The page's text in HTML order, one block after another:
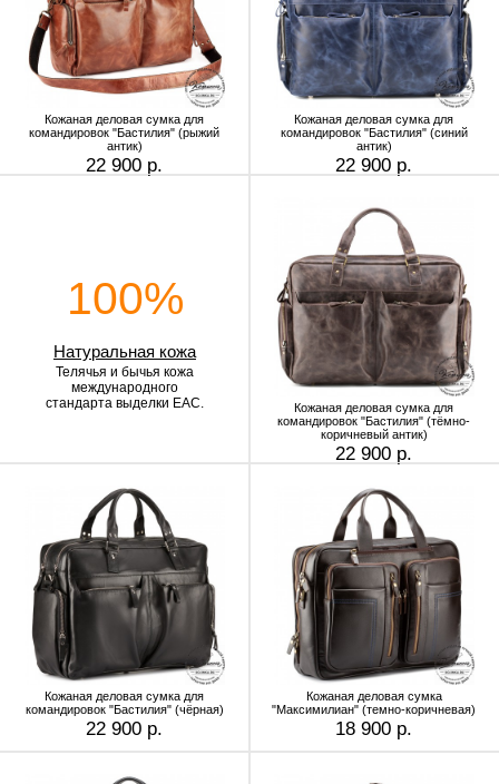
Кожаная деловая сумка для
командировок "Бастилия" (рыжий
антик)
22 900 р.
Кожаная деловая сумка для
командировок "Бастилия" (синий
антик)
22 900 р.
100%
Натуральная кожа
Телячья и бычья кожа
международного
стандарта выделки EAC.
Кожаная деловая сумка для
командировок "Бастилия" (тёмно-
коричневый антик)
22 900 р.
Кожаная деловая сумка для
командировок "Бастилия" (чёрная)
22 900 р.
Кожаная деловая сумка
"Максимилиан" (темно-коричневая)
18 900 р.